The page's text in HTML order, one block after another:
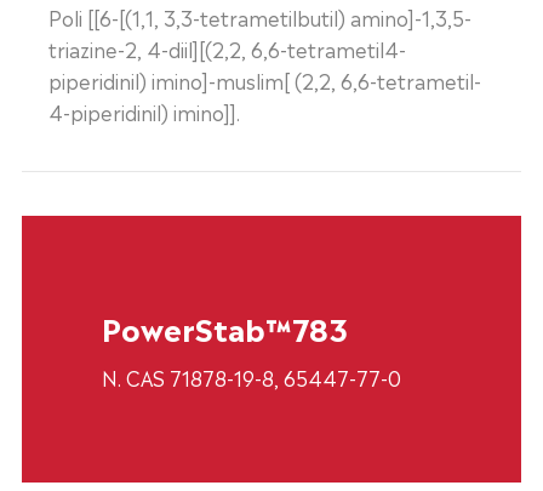
Poli [[6-[(1,1, 3,3-tetrametilbutil) amino]-1,3,5-
triazine-2, 4-diil][(2,2, 6,6-tetrametil4-
piperidinil) imino]-muslim[ (2,2, 6,6-tetrametil-
4-piperidinil) imino]].
PowerStab™783
N. CAS 71878-19-8, 65447-77-0